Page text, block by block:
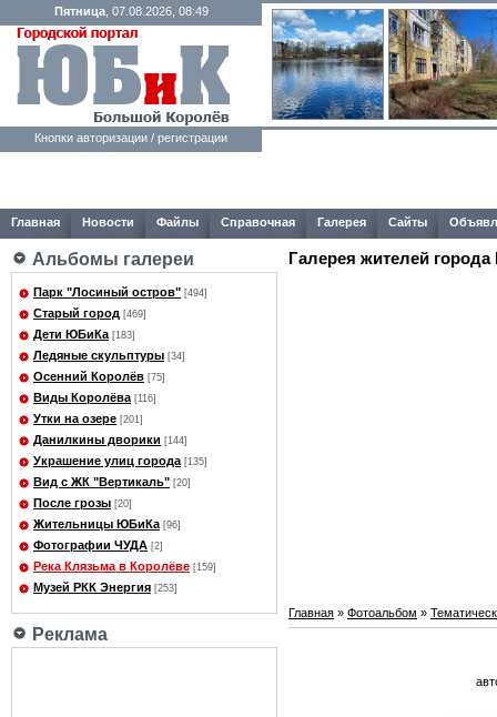
Пятница, 07.08.2026, 08:49
Кнопки авторизации / регистрации
Главная Новости Файлы Справочная Галерея Сайты
Альбомы галереи
Парк "Лосиный остров" [494]
Старый город [469]
Дети ЮБиКа [183]
Ледяные скульптуры [34]
Осенний Королёв [75]
Виды Королёва [116]
Утки на озере [201]
Данилкины дворики [144]
Украшение улиц города [135]
Вид с ЖК "Вертикаль" [20]
После грозы [20]
Жительницы ЮБиКа [96]
Фотографии ЧУДА [2]
Река Клязьма в Королёве [159]
Музей РКК Энергия [253]
Реклама
Галерея жителей города
Главная » Фотоальбом »